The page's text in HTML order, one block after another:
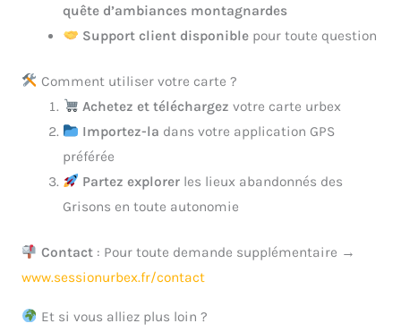
quête d’ambiances montagnardes
Support client disponible pour toute question
Comment utiliser votre carte ?
Achetez et téléchargez votre carte urbex
Importez-la dans votre application GPS
préférée
Partez explorer les lieux abandonnés des
Grisons en toute autonomie
Contact: Pour toute demande supplémentaire →
www.sessionurbex.fr/contact
Et si vous alliez plus loin ?